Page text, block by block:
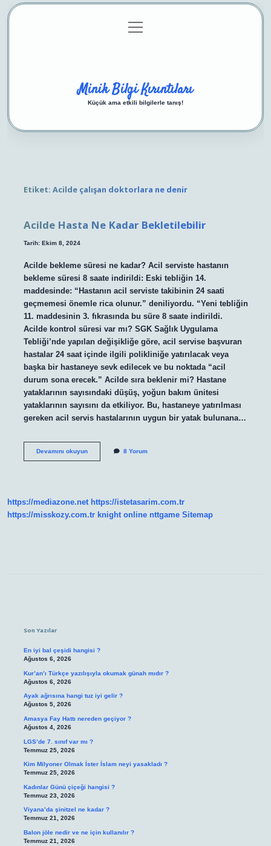
Gizlilik Politikası
menüyü
aç
Minik Bilgi Kırıntıları
Küçük ama etkili bilgilerle tanış!
Etiket: Acilde çalışan doktorlara ne denir
Acilde Hasta Ne Kadar Bekletilebilir
Tarih: Ekim 8, 2024
Acilde bekleme süresi ne kadar? Acil serviste hastanın
bekleme süresi 8 saate indirildi: Eski tebliğin 14.
maddesinde: “Hastanın acil serviste takibinin 24 saati
geçmemesi önemle rica olunur.” deniliyordu. “Yeni tebliğin
11. maddesinin 3. fıkrasında bu süre 8 saate indirildi.
Acilde kontrol süresi var mı? SGK Sağlık Uygulama
Tebliği’nde yapılan değişikliğe göre, acil servise başvuran
hastalar 24 saat içinde ilgili polikliniğe yatırılacak veya
başka bir hastaneye sevk edilecek ve bu noktada “acil
durum sona erecek.” Acilde sıra beklenir mi? Hastane
yataklarının sayısındaki düşüş, yoğun bakım ünitesi
yataklarının sayısını da etkiliyor. Bu, hastaneye yatırılması
gereken acil servis hastalarının uygun bir yatak bulunana…
Devamını okuyunAcilde
8 Yorum
https://mediazone.net https://istetasarim.com.tr
https://misskozy.com.tr knight online nttgame Sitemap
Son Yazılar
En iyi bal çeşidi hangisi ?
Ağustos 6, 2026
Kur’an’ı Türkçe yazılışıyla okumak günah mıdır ?
Ağustos 6, 2026
Ayak ağrısına hangi tuz iyi gelir ?
Ağustos 5, 2026
Amasya Fay Hattı nereden geçiyor ?
Ağustos 4, 2026
LGS’de 7. sınıf var mı ?
Temmuz 25, 2026
Kim Milyoner Olmak İster İslam neyi yasakladı ?
Temmuz 25, 2026
Kadınlar Günü çiçeği hangisi ?
Temmuz 23, 2026
Viyana’da şinitzel ne kadar ?
Temmuz 21, 2026
Balon jöle nedir ve ne için kullanılır ?
Temmuz 21, 2026